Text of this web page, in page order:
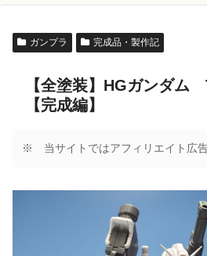
ガンプラ 完成品・製作記
【全塗装】HGガンダム
【完成編】
※ 当サイトではアフィリエイト広告